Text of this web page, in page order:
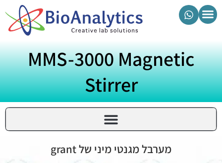
MMS-3000 Magnetic
Stirrer
מערבל מגנטי מיני של grant